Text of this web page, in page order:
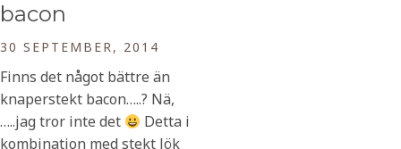
bacon
30 SEPTEMBER, 2014
Finns det något bättre än
knaperstekt bacon…..? Nä,
…..jag tror inte det
Detta i
kombination med stekt lök